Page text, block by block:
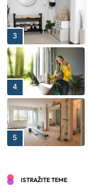
3
4
5
ISTRAŽITE TEME